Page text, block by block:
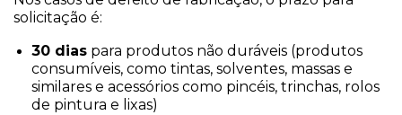
solicitação é:
30 dias para produtos não duráveis (produtos
consumíveis, como tintas, solventes, massas e
similares e acessórios como pincéis, trinchas, rolos
de pintura e lixas)